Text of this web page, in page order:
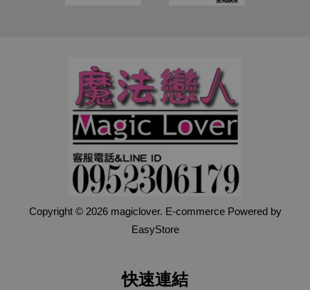
Copyright © 2026 magiclover. E-commerce Powered by
EasyStore
快速連結